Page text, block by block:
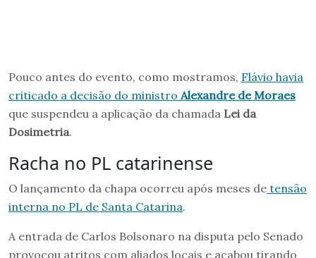
Pouco antes do evento, como mostramos, Flávio havia
criticado a decisão do ministro Alexandre de Moraes
que suspendeu a aplicação da chamada Lei da
Dosimetria.
Racha no PL catarinense
O lançamento da chapa ocorreu após meses de tensão
interna no PL de Santa Catarina.
A entrada de Carlos Bolsonaro na disputa pelo Senado
provocou atritos com aliados locais e acabou tirando